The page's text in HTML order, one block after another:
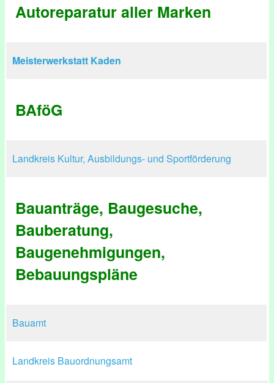
Autoreparatur aller Marken
Meisterwerkstatt Kaden
BAföG
Landkreis Kultur, Ausbildungs- und Sportförderung
Bauanträge, Baugesuche,
Bauberatung,
Baugenehmigungen,
Bebauungspläne
Bauamt
Landkreis Bauordnungsamt